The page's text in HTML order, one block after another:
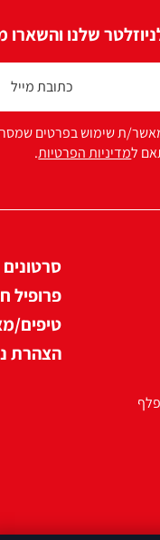
שלנו והשארו
ת שימוש בפרטים
למדיניות הפרטיות.
סרטונים
פרופיל
טיפים/
הצהרת